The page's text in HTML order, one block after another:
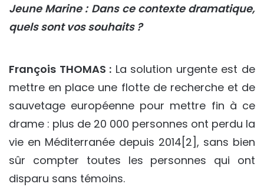
Jeune Marine : Dans ce contexte dramatique,
quels sont vos souhaits ?
François THOMAS : La solution urgente est de
mettre en place une flotte de recherche et de
sauvetage européenne pour mettre fin à ce
drame : plus de 20 000 personnes ont perdu la
vie en Méditerranée depuis 2014[2], sans bien
sûr compter toutes les personnes qui ont
disparu sans témoins.